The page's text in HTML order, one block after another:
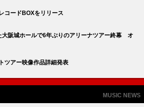
コードBOXをリリース
阪城ホールで6年ぶりのアリーナツアー終幕 オ
ツアー映像作品詳細発表
MUSIC NEWS